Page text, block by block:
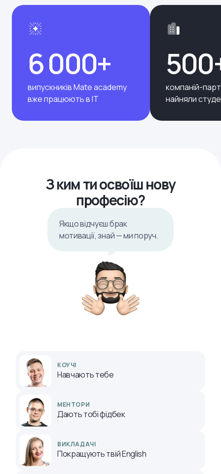
6 000+
випускників Mate academy
вже працюють в ІТ
компаній-
найняли
З ким ти освоїш нову
професію?
Якщо відчуєш брак
мотивації, знай — ми поруч.
КОУЧІ
Навчають тебе
МЕНТОРИ
Дають тобі фідбек
ВИКЛАДАЧІ
Покращують твій English